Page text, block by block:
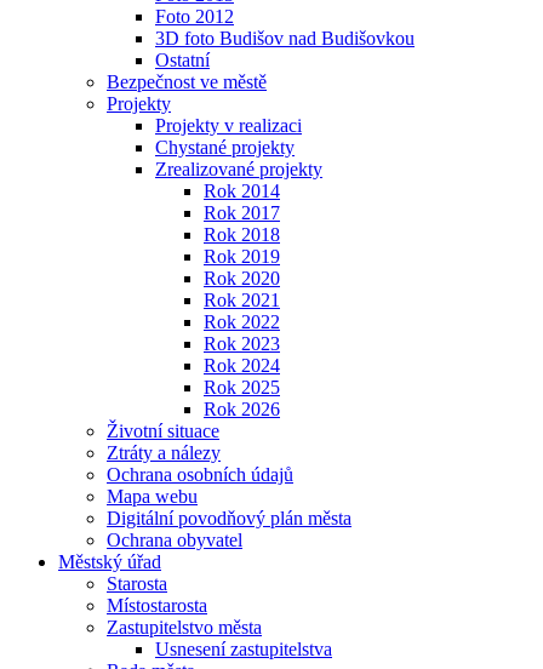
Foto 2012
3D foto Budišov nad Budišovkou
Ostatní
Bezpečnost ve městě
Projekty
Projekty v realizaci
Chystané projekty
Zrealizované projekty
Rok 2014
Rok 2017
Rok 2018
Rok 2019
Rok 2020
Rok 2021
Rok 2022
Rok 2023
Rok 2024
Rok 2025
Rok 2026
Životní situace
Ztráty a nálezy
Ochrana osobních údajů
Mapa webu
Digitální povodňový plán města
Ochrana obyvatel
Městský úřad
Starosta
Místostarosta
Zastupitelstvo města
Usnesení zastupitelstva